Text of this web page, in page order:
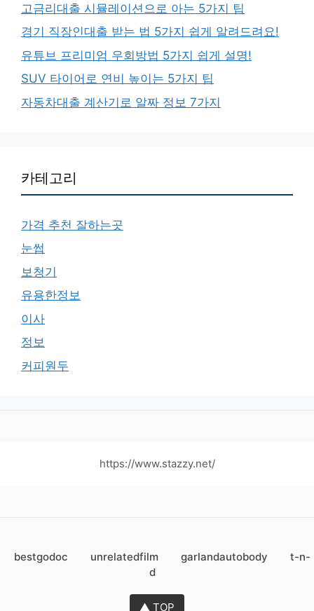
고금리대출 시뮬레이션으로 아는 5가지 팁
경기 직장인대출 받는 법 5가지 쉽게 알려드려요!
유튜브 프리미엄 우회방법 5가지 쉽게 설명!
SUV 타이어로 연비 높이는 5가지 팁
자동차대출 계산기로 알짜 정보 7가지
카테고리
가격 추천 잘하는곳
눈썹
보청기
유용한정보
이사
정보
커피원두
https://www.stazzy.net/
bestgodoc unrelatedfilm garlandautobody
t-n-
d
▲ TOP